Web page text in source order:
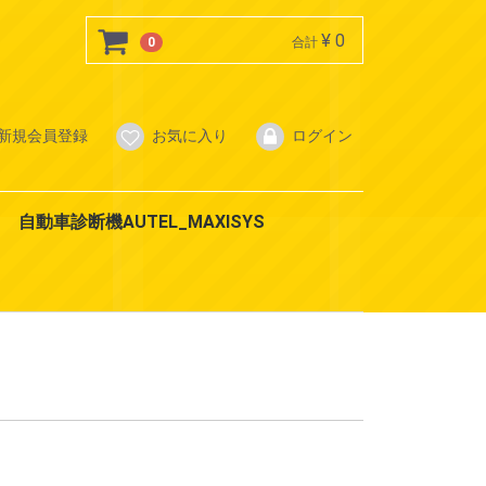
0 合計 ¥ 0
規会員登録 お気に入り ログイン
自動車診断機AUTEL_MAXISYS